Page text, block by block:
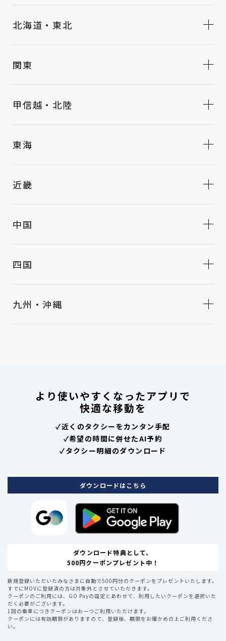
北海道・東北
関東
甲信越・北陸
東海
近畿
中国
四国
九州・沖縄
より使いやすくなったアプリで
快適な移動を
✓近くのタクシーをカンタン手配
✓希望の時間に併せたAI予約
✓タクシー明細のダウンロード
ダウンロードはこちら
ダウンロード特典として、
500円クーポンプレゼント中！
新規登録いただいたみなさまに自動で500円分のクーポンをプレゼントいたします。
すでにMOVに登録済の方は対象外とさせていただきます。
クーポンのご利用には、GO Payの設定とあわせて、利用したいクーポンを選択いた
だく必要がございます。
1回の乗車につきクーポンはお一つご利用いただけます。
クーポンには有効期限がありますので、登録後、期限をお確かめの上ご利用くださ
い。